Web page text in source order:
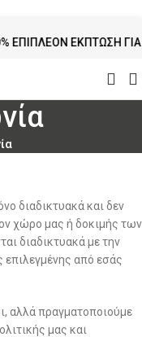
ΈΚΠΤΩΣΗ ΓΙΑ
διαδικτυακά και δεν
χώρο μας ή δοκιμής των
διαδικτυακά με την
από εσάς
αλλά πραγματοποιούμε
μας και